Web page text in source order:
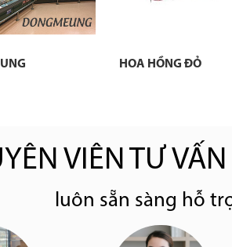
HOA HỒNG ĐỎ
VIÊN TƯ
luôn sẵn sàng hỗ